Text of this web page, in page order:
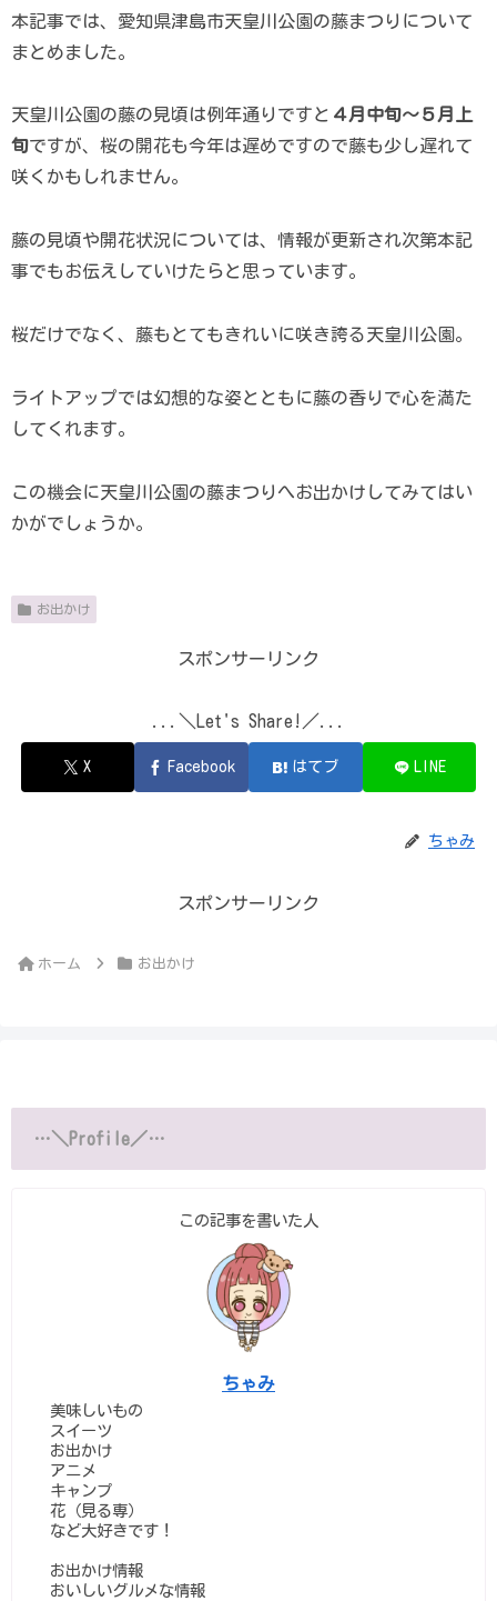
本記事では、愛知県津島市天皇川公園の藤まつりについて
まとめました。
天皇川公園の藤の見頃は例年通りですと ４月中旬～５月上
旬ですが、桜の開花も今年は遅めですので藤も少し遅れて
咲くかもしれません。
藤の見頃や開花状況については、情報が更新され次第本記
事でもお伝えしていけたらと思っています。
桜だけでなく、藤もとてもきれいに咲き誇る天皇川公園。
ライトアップでは幻想的な姿とともに藤の香りで心を満た
してくれます。
この機会に天皇川公園の藤まつりへお出かけしてみてはい
かがでしょうか。
お出かけ
スポンサーリンク
...＼Let's Share!／...
X Facebook はてブ LINE
ちゃみ
スポンサーリンク
ホーム お出かけ
…＼Profile／…
この記事を書いた人
ちゃみ
美味しいもの
スイーツ
お出かけ
アニメ
キャンプ
花（見る専）
など大好きです！
お出かけ情報
おいしいグルメな情報